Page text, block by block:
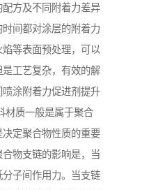
方及不同附着力差异
间都对涂层的附着力
等表面预处理，可以
工艺复杂，有效的解
涂附着力促进剂提升
材质一般是属于聚合
定聚合物性质的重要
物支链的影响是，当
子间作用力。当支链